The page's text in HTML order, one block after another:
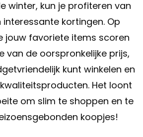
winter, kun je profiteren van
interessante kortingen. Op
jouw favoriete items scoren
van de oorspronkelijke prijs,
kunt winkelen en
Het loont
om slim te shoppen en te
koopjes!